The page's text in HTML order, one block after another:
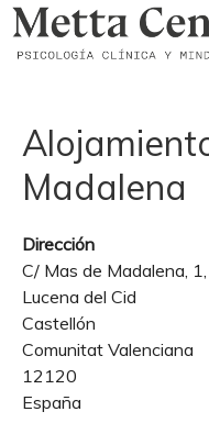
Madalena
Dirección
C/ Mas de Madalena,
Lucena del Cid
Castellón
Comunitat Valenciana
12120
España